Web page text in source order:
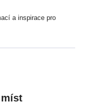
a inspirace pro
míst